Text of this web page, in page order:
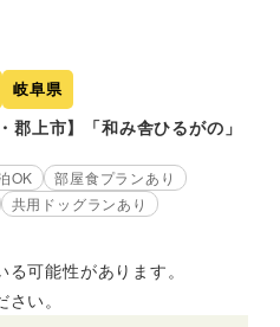
岐阜県
郡上市】「和み舎ひるがの」
OK
部屋食プランあり
共用ドッグランあり
可能性があります。
い。